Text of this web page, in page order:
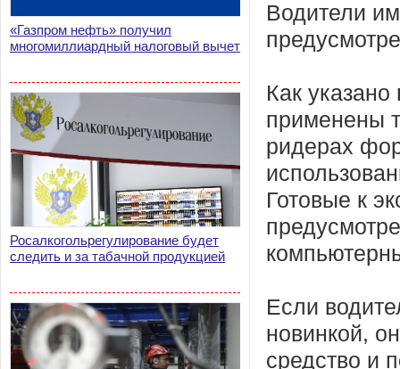
«Газпром нефть» получил
многомиллиардный налоговый вычет
Росалкогольрегулирование будет
следить и за табачной продукцией
Водители
Как
применены
ридерах
Готовые к
Если
новинкой,
средство и